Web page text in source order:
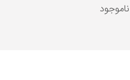
ناموجود